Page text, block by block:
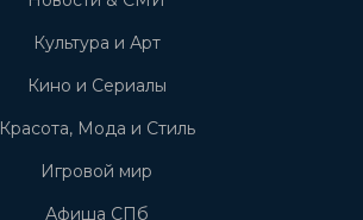
Культура и Арт
Кино и Сериалы
Красота, Мода и Стиль
Игровой мир
Афиша СПб